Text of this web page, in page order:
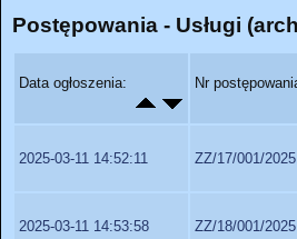
Postępowania - Usługi
Data ogłoszenia: Nr
2025-03-11 14:52:11 ZZ/17/001/2025
2025-03-11 14:53:58 ZZ/18/001/2025